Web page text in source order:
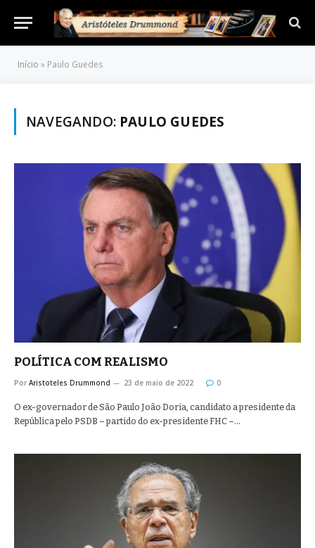
Início » Paulo Guedes
NAVEGANDO: PAULO GUEDES
POLÍTICA COM REALISMO
Por Aristoteles Drummond 23 de maio de 2022 0
O ex-governador de São Paulo João Doria, candidato a presidente da
República pelo PSDB – partido do ex-presidente FHC –…